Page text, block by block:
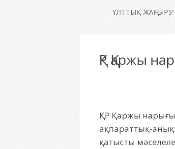
ҰЛТТЫҚ ЖАҢҒЫРУ
ҚР Қаржы
ҚР Қаржы
ақпараттық-
қатысты